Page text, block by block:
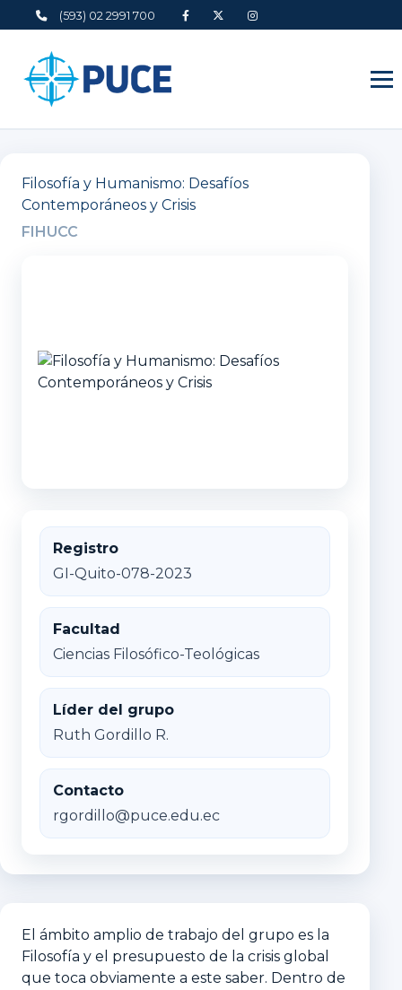
(593) 02 2991 700
Filosofía y Humanismo: Desafíos
Contemporáneos y Crisis
FIHUCC
Registro
GI-Quito-078-2023
Facultad
Ciencias Filosófico-Teológicas
Líder del grupo
Ruth Gordillo R.
Contacto
rgordillo@puce.edu.ec
El ámbito amplio de trabajo del grupo es la
Filosofía y el presupuesto de la crisis global
que toca obviamente a este saber. Dentro de